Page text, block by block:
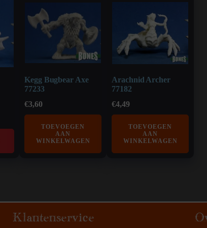
Kegg Bugbear Axe
77233
€3,60
TOEVOEGEN
AAN
WINKELWAGEN
Arachnid Archer
77182
€4,49
TOEVOEGEN
AAN
WINKELWAGEN
Klantenservice